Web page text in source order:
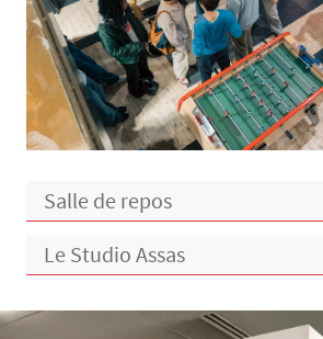
Salle de repos
Le Studio Assas